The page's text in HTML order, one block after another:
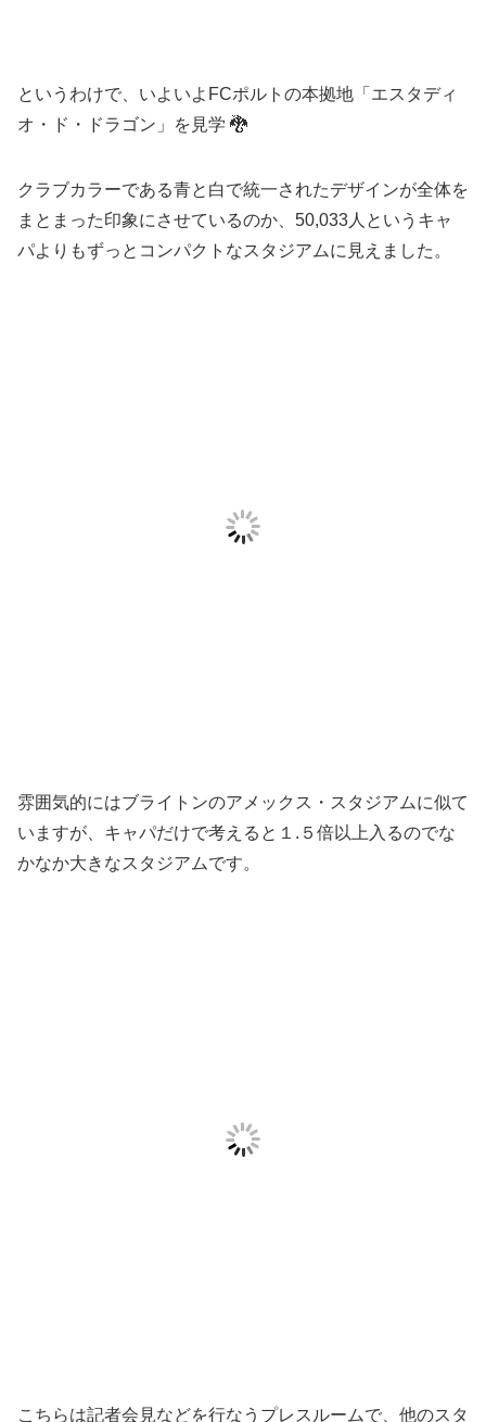
というわけで、いよいよFCポルトの本拠地「エスタディ
オ・ド・ドラゴン」を見学 🐉
クラブカラーである青と白で統一されたデザインが全体を
まとまった印象にさせているのか、50,033人というキャ
パよりもずっとコンパクトなスタジアムに見えました。
雰囲気的にはブライトンのアメックス・スタジアムに似て
いますが、キャパだけで考えると１.５倍以上入るのでな
かなか大きなスタジアムです。
こちらは記者会見などを行なうプレスルームで、他のスタ